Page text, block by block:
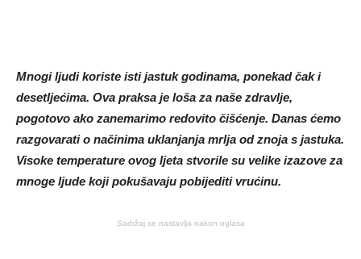
Mnogi ljudi koriste isti jastuk godinama, ponekad čak i
desetljećima. Ova praksa je loša za naše zdravlje,
pogotovo ako zanemarimo redovito čišćenje. Danas ćemo
razgovarati o načinima uklanjanja mrlja od znoja s jastuka.
Visoke temperature ovog ljeta stvorile su velike izazove za
mnoge ljude koji pokušavaju pobijediti vrućinu.
Sadržaj se nastavlja nakon oglasa